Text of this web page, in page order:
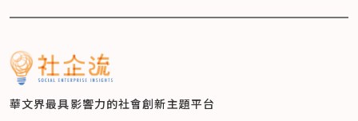
華文界最具影響力的社會創新主題平台